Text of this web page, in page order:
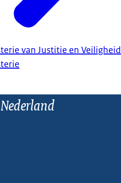
van Justitie en Veiligheid